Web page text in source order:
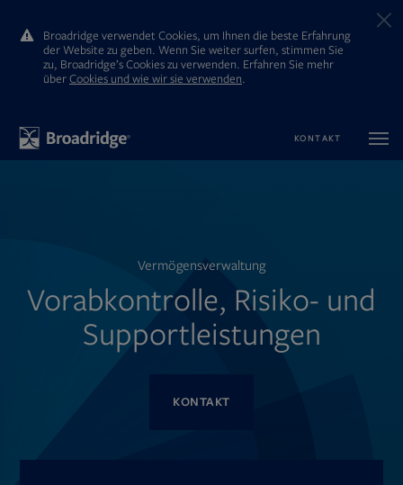
Broadridge verwendet Cookies, um Ihnen die beste Erfahrung
der Website zu geben. Wenn Sie weiter surfen, stimmen Sie
zu, Broadridge’s Cookies zu verwenden. Erfahren Sie mehr
ūberCookies und wie wir sie verwenden.
KONTAKT
Vermögensverwaltung
Vorabkontrolle, Risiko- und
Supportleistungen
KONTAKT